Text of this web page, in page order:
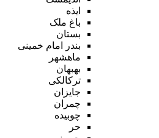
ایذه
باغ ملک
بستان
بندر امام خمینی
ماهشهر
بهبهان
ترکالکی
جایزان
چمران
چوبیده
حر